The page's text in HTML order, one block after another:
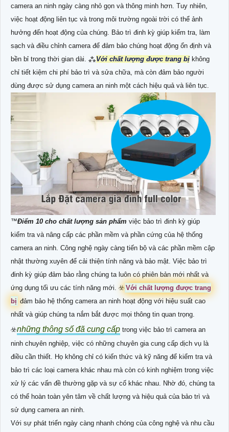
camera an ninh ngày càng nhỏ gọn và thông minh hơn. Tuy nhiên,
việc hoạt động liên tục và trong môi trường ngoài trời có thể ảnh
hưởng đến hoạt động của chúng. Bảo trì đinh kỳ giúp kiểm tra, làm
sạch và điều chỉnh camera để đảm bảo chúng hoạt động ổn định và
bền bỉ trong thời gian dài. ⁂Với chất lượng được trang bị không
chỉ tiết kiệm chi phí bảo trì và sửa chữa, mà còn đảm bảo người
dùng được sử dụng camera an ninh một cách hiệu quả và liên tục.
™️Điểm 10 cho chất lượng sản phẩm việc bảo trì đinh kỳ giúp
kiểm tra và nâng cấp các phần mềm và phần cứng của hệ thống
camera an ninh. Công nghệ ngày càng tiến bộ và các phần mềm cập
nhật thường xuyên để cải thiện tính năng và bảo mật. Việc bảo trì
đinh kỳ giúp đảm bảo rằng chúng ta luôn có phiên bản mới nhất và
ứng dụng tối ưu các tính năng mới. ☣️ Với chất lượng được trang
bị đảm bảo hệ thống camera an ninh hoạt động với hiệu suất cao
nhất và giúp chúng ta nắm bắt được mọi thông tin quan trọng.
☣️những thông số đã cung cấp trong việc bảo trì camera an
ninh chuyên nghiệp, việc có những chuyên gia cung cấp dịch vụ là
điều cần thiết. Họ không chỉ có kiến thức và kỹ năng để kiểm tra và
bảo trì các loại camera khác nhau mà còn có kinh nghiệm trong việc
xử lý các vấn đề thường gặp và sự cố khác nhau. Nhờ đó, chúng ta
có thể hoàn toàn yên tâm về chất lượng và hiệu quả của bảo trì và
sử dụng camera an ninh.
Với sự phát triển ngày càng nhanh chóng của công nghệ và nhu cầu